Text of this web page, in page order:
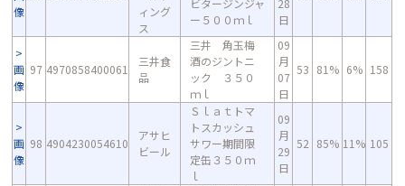
像
ィング
ス
ビタージンジャ
ー５００ｍｌ
28
日
画
像
97 4970858400061
三井食
品
三井 角玉梅
酒のジントニ
ック ３５０
ｍｌ
09
月
07
日
53 81% 6% 158
画
像
98 4904230054610
アサヒ
ビール
Ｓｌａｔトマ
トスカッシュ
サワー期間限
定缶３５０ｍ
ｌ
09
月
29
日
52 85% 11% 105